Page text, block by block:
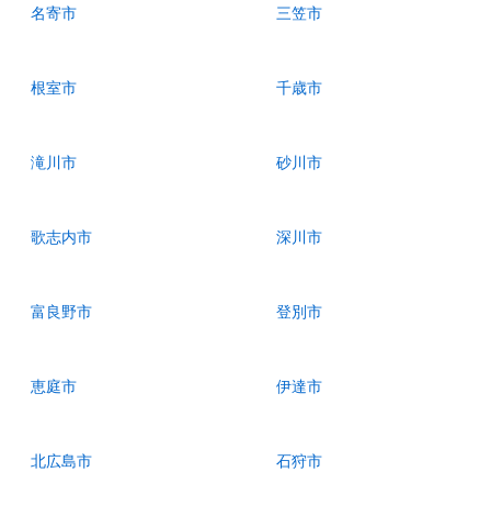
名寄市 三笠市
根室市 千歳市
滝川市 砂川市
歌志内市 深川市
富良野市 登別市
恵庭市 伊達市
北広島市 石狩市